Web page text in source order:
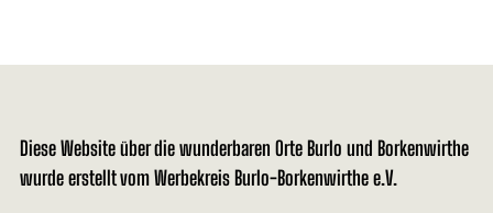
Diese Website über die wunderbaren Orte Burlo und Borkenwirthe
wurde erstellt vom Werbekreis Burlo-Borkenwirthe e.V.